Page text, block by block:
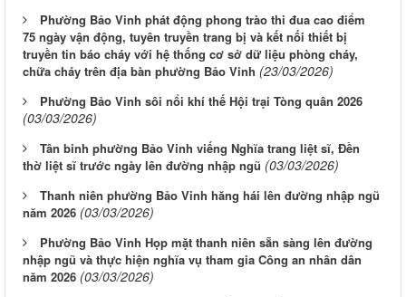
Phường Bảo Vinh phát động phong trào thi đua cao điểm
75 ngày vận động, tuyên truyền trang bị và kết nối thiết bị
truyền tin báo cháy với hệ thống cơ sở dữ liệu phòng cháy,
chữa cháy trên địa bàn phường Bảo Vinh (23/03/2026)
Phường Bảo Vinh sôi nổi khí thế Hội trại Tòng quân 2026
(03/03/2026)
Tân binh phường Bảo Vinh viếng Nghĩa trang liệt sĩ, Đền
thờ liệt sĩ trước ngày lên đường nhập ngũ (03/03/2026)
Thanh niên phường Bảo Vinh hăng hái lên đường nhập ngũ
năm 2026 (03/03/2026)
Phường Bảo Vinh Họp mặt thanh niên sẵn sàng lên đường
nhập ngũ và thực hiện nghĩa vụ tham gia Công an nhân dân
năm 2026 (03/03/2026)